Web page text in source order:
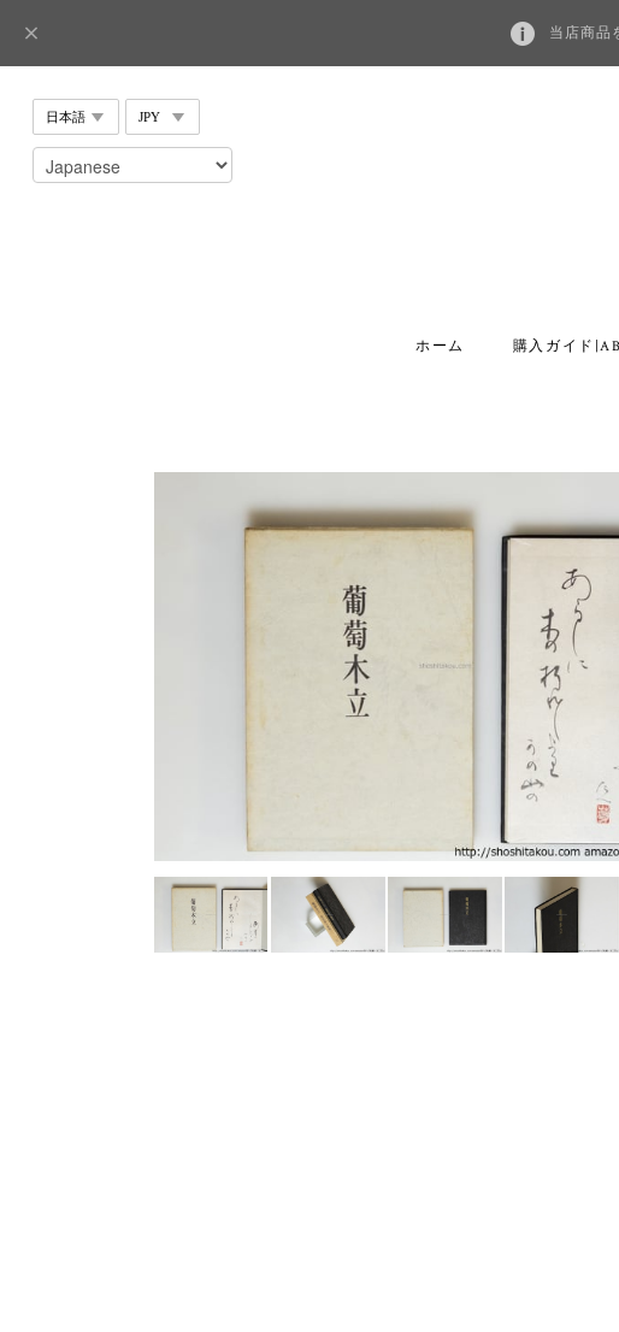
当店商品
ホーム 購入ガイド